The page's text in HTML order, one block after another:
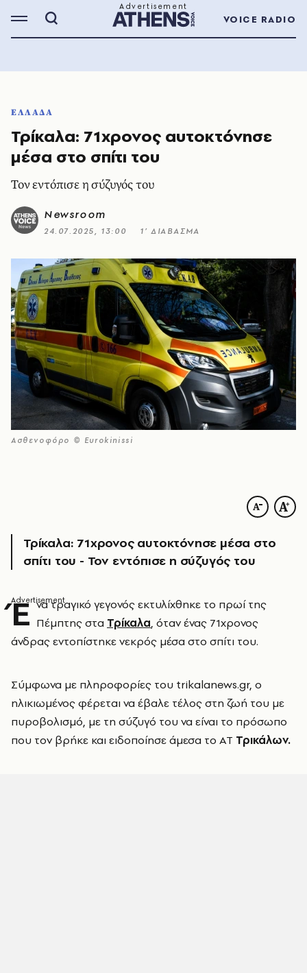
VOICE RADIO
ΕΛΛΑΔΑ
Τρίκαλα: 71χρονος αυτοκτόνησε
μέσα στο σπίτι του
Τον εντόπισε η σύζυγός του
Newsroom
24.07.2025, 13:00 1’ ΔΙΑΒΑΣΜΑ
Ασθενοφόρο © Eurokinissi
Τρίκαλα: 71χρονος αυτοκτόνησε μέσα στο
σπίτι του - Τον εντόπισε η σύζυγός του
Έ να τραγικό γεγονός εκτυλίχθηκε το πρωί της
Πέμπτης στα Τρίκαλα, όταν ένας 71χρονος
άνδρας εντοπίστηκε νεκρός μέσα στο σπίτι του.
Σύμφωνα με πληροφορίες του trikalanews.gr, ο
ηλικιωμένος φέρεται να έβαλε τέλος στη ζωή του με
πυροβολισμό, με τη σύζυγό του να είναι το πρόσωπο
που τον βρήκε και ειδοποίησε άμεσα το ΑΤ Τρικάλων.